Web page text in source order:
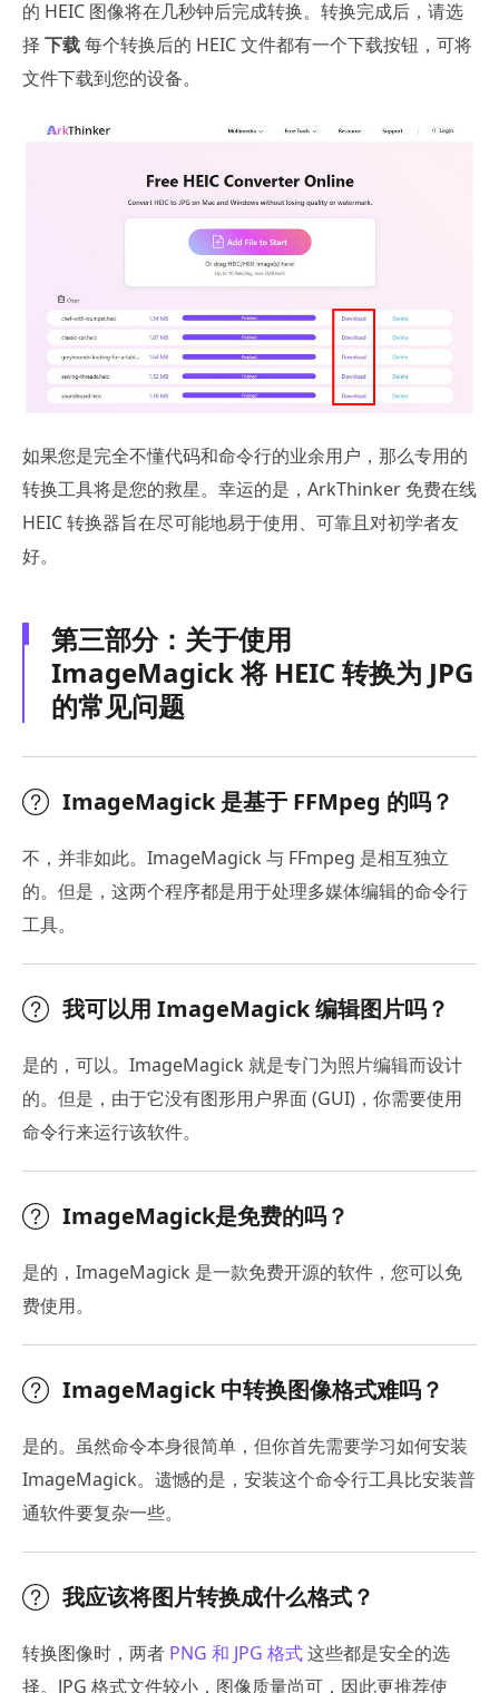
的 HEIC 图像将在几秒钟后完成转换。转换完成后，请选
择 下载每个转换后的 HEIC 文件都有一个下载按钮，可将
文件下载到您的设备。
如果您是完全不懂代码和命令行的业余用户，那么专用的
转换工具将是您的救星。幸运的是，ArkThinker 免费在线
HEIC 转换器旨在尽可能地易于使用、可靠且对初学者友
好。
第三部分：关于使用
ImageMagick 将 HEIC 转换为 JPG
的常见问题
ImageMagick 是基于 FFMpeg 的吗？
不，并非如此。ImageMagick 与 FFmpeg 是相互独立
的。但是，这两个程序都是用于处理多媒体编辑的命令行
工具。
我可以用 ImageMagick 编辑图片吗？
是的，可以。ImageMagick 就是专门为照片编辑而设计
的。但是，由于它没有图形用户界面 (GUI)，你需要使用
命令行来运行该软件。
ImageMagick是免费的吗？
是的，ImageMagick 是一款免费开源的软件，您可以免
费使用。
ImageMagick 中转换图像格式难吗？
是的。虽然命令本身很简单，但你首先需要学习如何安装
ImageMagick。遗憾的是，安装这个命令行工具比安装普
通软件要复杂一些。
我应该将图片转换成什么格式？
转换图像时，两者 PNG 和 JPG 格式这些都是安全的选
择。JPG 格式文件较小，图像质量尚可，因此更推荐使